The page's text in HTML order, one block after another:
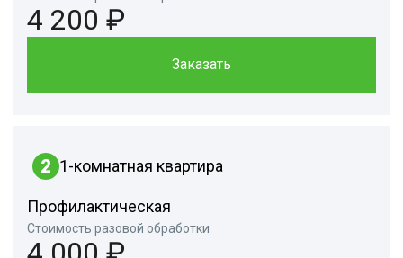
4 200 ₽
Заказать
2 1-комнатная квартира
Профилактическая
Стоимость разовой обработки